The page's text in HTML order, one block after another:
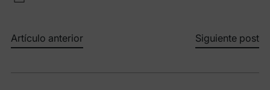
Artículo anterior Siguiente post